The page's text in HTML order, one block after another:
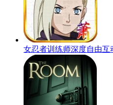
女忍者训练师深度自由互